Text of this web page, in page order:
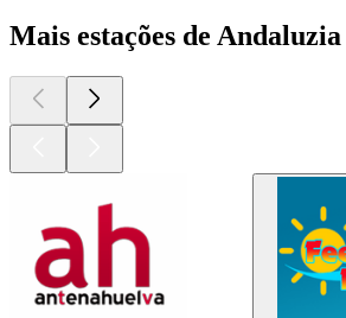
Mais estações de Andaluzia